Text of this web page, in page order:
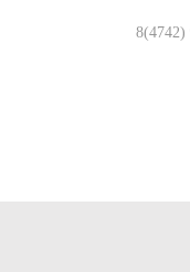
8(4742)